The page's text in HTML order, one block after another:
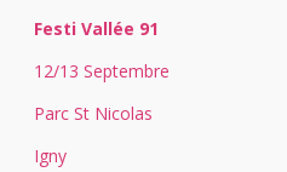
Festi Vallée 91
12/13 Septembre
Parc St Nicolas
Igny